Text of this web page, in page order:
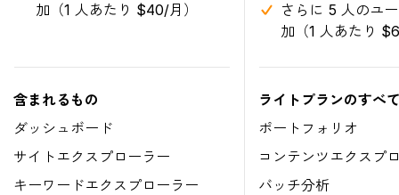
加（1 人あたり $40/月）
さらに 5 人のユ
加（1 人あたり
含まれるもの
ダッシュボード
サイトエクスプローラー
キーワードエクスプローラー
ライトプランのすべ
ポートフォリオ
コンテンツエクスプ
バッチ分析